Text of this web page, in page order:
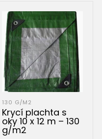
130 G/M2
Krycí plachta s
oky 10 x 12 m – 130
g/m2